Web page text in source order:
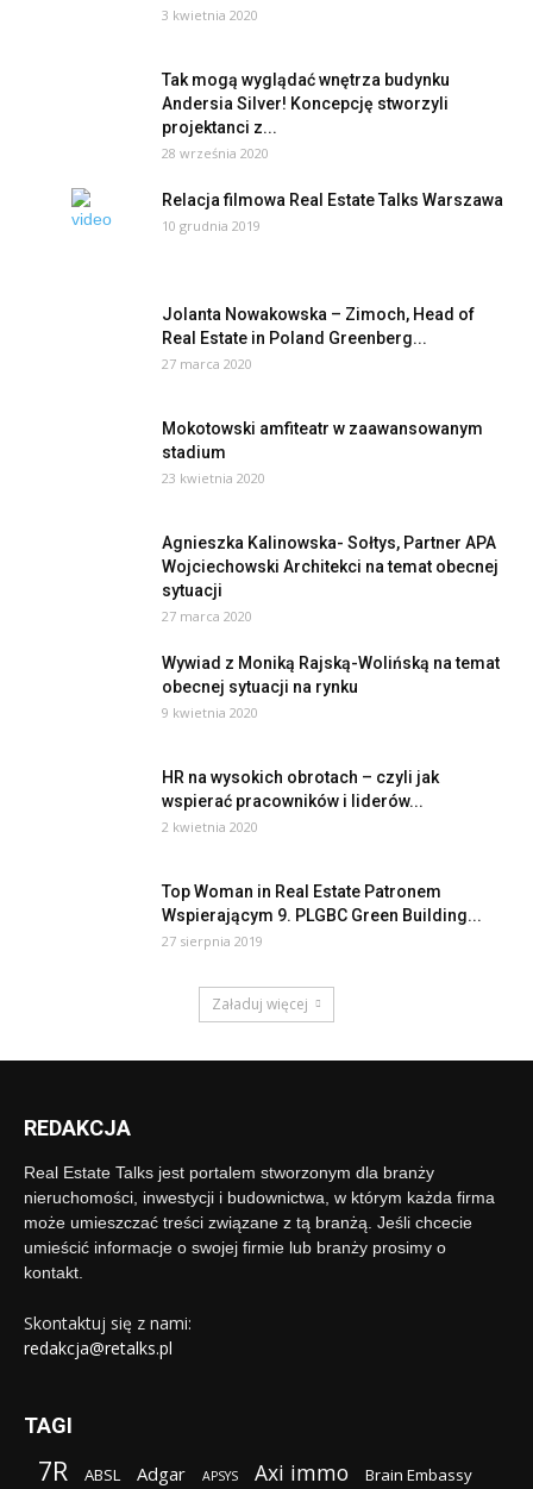
3 kwietnia 2020
Tak mogą wyglądać wnętrza budynku
Andersia Silver! Koncepcję stworzyli
projektanci z...
28 września 2020
Relacja filmowa Real Estate Talks Warszawa
10 grudnia 2019
Jolanta Nowakowska – Zimoch, Head of
Real Estate in Poland Greenberg...
27 marca 2020
Mokotowski amfiteatr w zaawansowanym
stadium
23 kwietnia 2020
Agnieszka Kalinowska- Sołtys, Partner APA
Wojciechowski Architekci na temat obecnej
sytuacji
27 marca 2020
Wywiad z Moniką Rajską-Wolińską na temat
obecnej sytuacji na rynku
9 kwietnia 2020
HR na wysokich obrotach – czyli jak
wspierać pracowników i liderów...
2 kwietnia 2020
Top Woman in Real Estate Patronem
Wspierającym 9. PLGBC Green Building...
27 sierpnia 2019
Załaduj więcej
REDAKCJA
Real Estate Talks jest portalem stworzonym dla branży
nieruchomości, inwestycji i budownictwa, w którym każda firma
może umieszczać treści związane z tą branżą. Jeśli chcecie
umieścić informacje o swojej firmie lub branży prosimy o
kontakt.
Skontaktuj się z nami:
redakcja@retalks.pl
TAGI
7R ABSL Adgar APSYS Axi immo Brain Embassy